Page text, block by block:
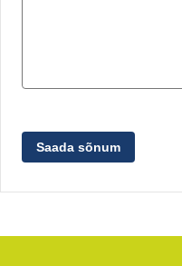
Saada sõnum